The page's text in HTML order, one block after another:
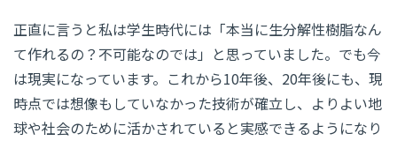
正直に言うと私は学生時代には「本当に生分解性樹脂なん
て作れるの？不可能なのでは」と思っていました。でも今
は現実になっています。これから10年後、20年後にも、現
時点では想像もしていなかった技術が確立し、よりよい地
球や社会のために活かされていると実感できるようになり